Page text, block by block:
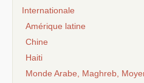
Internationale
Amérique latine
Chine
Haiti
Monde Arabe, Maghreb,